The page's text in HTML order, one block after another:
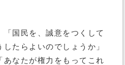
「国民を、誠意をつくして
たらよいのでしょうか」
あなたが権力をもってこれ